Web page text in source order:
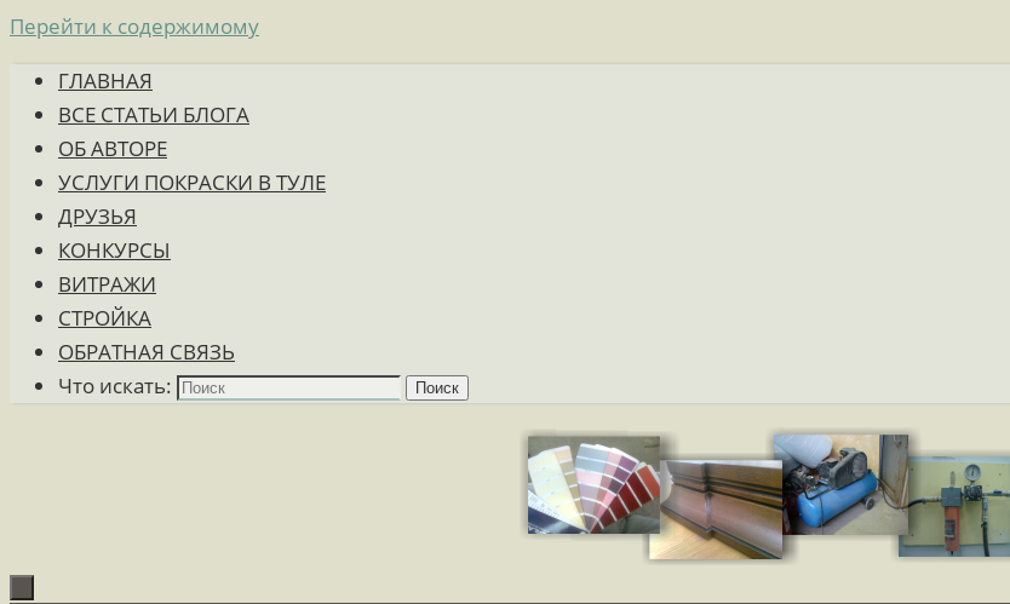
Перейти к содержимому
ГЛАВНАЯ
ВСЕ СТАТЬИ БЛОГА
ОБ АВТОРЕ
УСЛУГИ ПОКРАСКИ В ТУЛЕ
ДРУЗЬЯ
КОНКУРСЫ
ВИТРАЖИ
СТРОЙКА
ОБРАТНАЯ СВЯЗЬ
Что искать:
Поиск